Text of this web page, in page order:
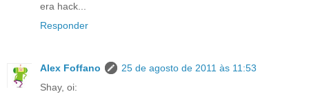
era hack...
Responder
Alex Foffano
25 de agosto de 2011 às 11:53
Shay, oi: